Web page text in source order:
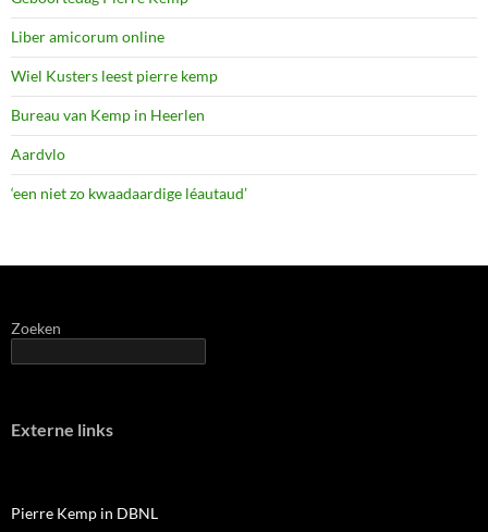
Liber amicorum online
Wiel Kusters leest pierre kemp
Bureau van Kemp in Heerlen
Aardvlo
‘een niet zo kwaadaardige léautaud’
Zoeken
Externe links
Pierre Kemp in DBNL